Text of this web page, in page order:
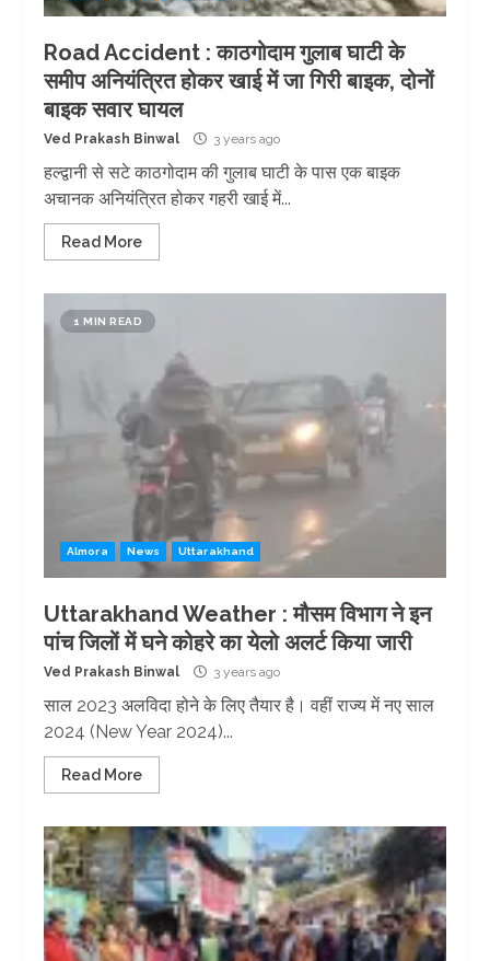
Road Accident : काठगोदाम गुलाब घाटी के
समीप अनियंत्रित होकर खाई में जा गिरी बाइक, दोनों
बाइक सवार घायल
Ved Prakash Binwal 3 years ago
हल्द्वानी से सटे काठगोदाम की गुलाब घाटी के पास एक बाइक
अचानक अनियंत्रित होकर गहरी खाई में...
Read More
1 MIN READ
Almora News Uttarakhand
Uttarakhand Weather : मौसम विभाग ने इन
पांच जिलों में घने कोहरे का येलो अलर्ट किया जारी
Ved Prakash Binwal 3 years ago
साल 2023 अलविदा होने के लिए तैयार है। वहीं राज्य में नए साल
2024 (New Year 2024)...
Read More